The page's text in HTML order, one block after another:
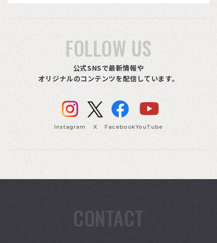
FOLLOW US
公式SNSで最新情報や
オリジナルのコンテンツを配信しています。
Instagram X FacebookYouTube
CONTACT